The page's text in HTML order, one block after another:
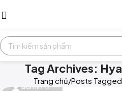
Tag Archives:
Trang chủ Posts
admin 0